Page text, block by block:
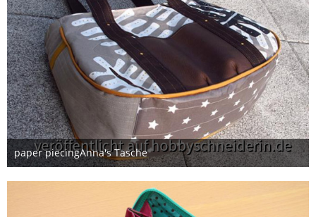
paper piecingAnna's Tasche
7. Februar 2015